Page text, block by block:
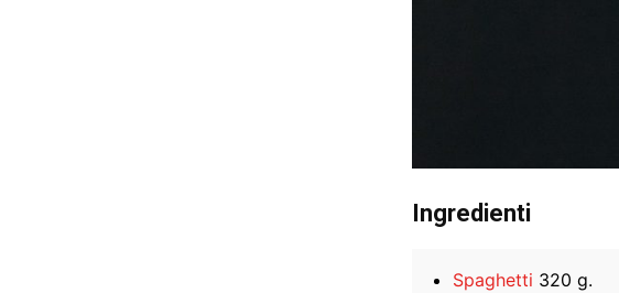
Ingredienti
Spaghetti 320 g.